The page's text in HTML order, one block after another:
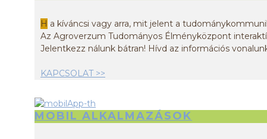
H a kíváncsi vagy arra, mit jelent a
Az Agroverzum Tudományos Élményközpont
Jelentkezz nálunk bátran! Hívd az információs
KAPCSOLAT >>
MOBIL ALKALMAZÁSOK